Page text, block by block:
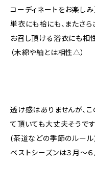
コーディネートをお楽しみ
単衣にも袷にも、またさ
お召し頂ける浴衣にも相
（木綿や紬とは相性△）
透け感はありませんが、
て頂いても大丈夫そうです
(茶道などの季節のルール
ベストシーズンは３月〜６